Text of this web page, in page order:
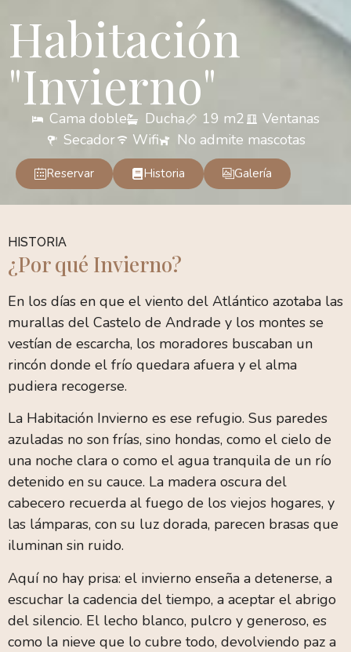
Habitación
"Invierno"
Cama doble Ducha 19 m2
Ventanas
Secador
Wifi No admite mascotas
Reservar Historia Galería
HISTORIA
¿Por qué Invierno?
En los días en que el viento del Atlántico azotaba las
murallas del Castelo de Andrade y los montes se
vestían de escarcha, los moradores buscaban un
rincón donde el frío quedara afuera y el alma
pudiera recogerse.
La Habitación Invierno es ese refugio. Sus paredes
azuladas no son frías, sino hondas, como el cielo de
una noche clara o como el agua tranquila de un río
detenido en su cauce. La madera oscura del
cabecero recuerda al fuego de los viejos hogares, y
las lámparas, con su luz dorada, parecen brasas que
iluminan sin ruido.
Aquí no hay prisa: el invierno enseña a detenerse, a
escuchar la cadencia del tiempo, a aceptar el abrigo
del silencio. El lecho blanco, pulcro y generoso, es
como la nieve que lo cubre todo, devolviendo paz a